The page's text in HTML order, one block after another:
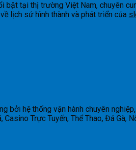
bật tại thị trường Việt Nam, chuyên
lịch sử hình thành và phát triển của
bởi hệ thống vận hành chuyên
Trực Tuyến, Thể Thao, Đá Gà,